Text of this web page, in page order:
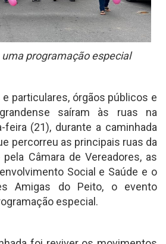
programação especial
particulares, órgãos públicos e
saíram às ruas na
feira (21), durante a caminhada
percorreu as principais ruas da
pela Câmara de Vereadores, as
Social e Saúde e o
Amigas do Peito, o evento
especial.